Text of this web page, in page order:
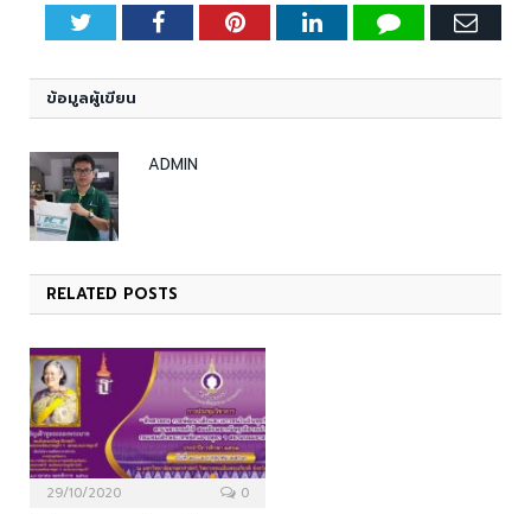
TwitterFacebookPinterestLinkedInTumblr
ข้อมูลผู้เขียน
ADMIN
RELATED POSTS
29/10/2020 0